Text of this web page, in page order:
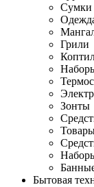
Сумки
Грили
Зонты
Бытовая